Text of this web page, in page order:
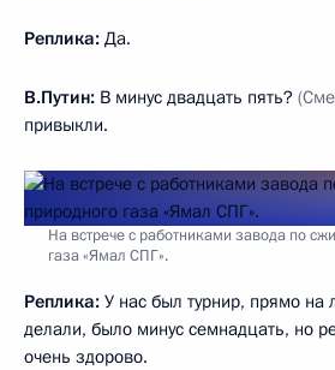
Реплика: Да.
В.Путин: В минус двадцать пять?
привыкли.
На встрече с работниками завода по
газа «Ямал СПГ».
Реплика: У нас был турнир, прямо на
делали, было минус семнадцать, но
очень здорово.